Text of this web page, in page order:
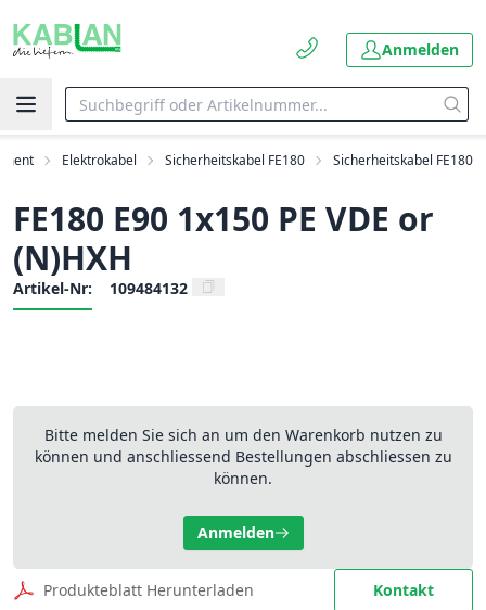
Anmelden
Elektrokabel Sicherheitskabel FE180 Sicherheitskabel FE180
FE180 E90 1x150 PE VDE or
(N)HXH
Artikel-Nr: 109484132
Bitte melden Sie sich an um den Warenkorb nutzen zu
können und anschliessend Bestellungen abschliessen zu
können.
Anmelden
Produkteblatt Herunterladen Kontakt